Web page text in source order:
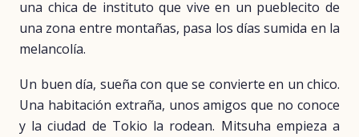
una chica de instituto que vive en un pueblecito de
una zona entre montañas, pasa los días sumida en la
melancolía.
Un buen día, sueña con que se convierte en un chico.
Una habitación extraña, unos amigos que no conoce
y la ciudad de Tokio la rodean. Mitsuha empieza a